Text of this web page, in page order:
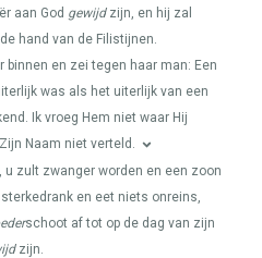
aan God gewijdzijn, en hij zal
hand van de Filistijnen.
binnen en zei tegen haar man: Een
was als het uiterlijk van een
Ik vroeg Hem niet waar Hij
Naam niet verteld.
u zult zwanger worden en een zoon
en eet niets onreins,
schoot af tot op de dag van zijn
zijn.